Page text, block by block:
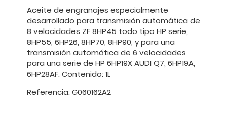
Aceite de engranajes especialmente
desarrollado para transmisión automática de
8 velocidades ZF 8HP45 todo tipo HP serie,
8HP55, 6HP26, 8HP70, 8HP90, y para una
transmisión automática de 6 velocidades
para una serie de HP 6HP19X AUDI Q7, 6HP19A,
6HP28AF. Contenido: 1L
Referencia: G060162A2